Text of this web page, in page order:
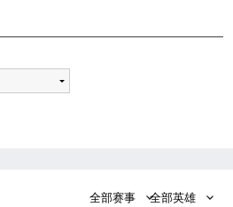
全部赛事 全部英雄